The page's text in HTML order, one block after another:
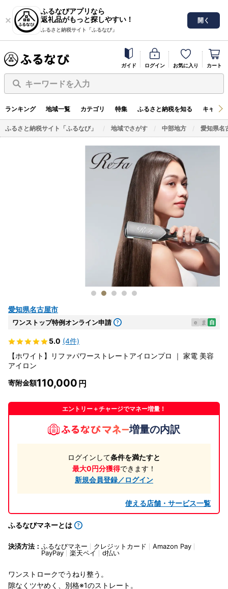
ふるなびアプリなら
返礼品がもっと探しやすい！
ふるさと納税サイト「ふるなび」
開く
ガイド ログイン お気に入り カート
キーワードを入力
ランキング 地域一覧 カテゴリ 特集 ふるさと納税を知る キャン
ふるさと納税サイト「ふるなび」 地域でさがす 中部地方 愛知県名
愛知県名古屋市
ワンストップ特例オンライン申請 e ま 自
5.0 (4件)
【ホワイト】リファパワーストレートアイロンプロ ｜ 家電 美容
アイロン
寄附金額110,000
エントリー＋チャージでマネー増量！
増量の内訳
ログインして条件を満たすと
最大0円分獲得できます！
新規会員登録／ログイン
使える店舗・サービス一覧
ふるなびマネーとは
決済方法： ふるなびマネー クレジットカード
Amazon Pay
PayPay
楽天ペイ d払い
ワンストロークでうねり整う。
隙なくツヤめく、別格※1のストレート。